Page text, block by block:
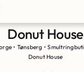
Donut House
• Tønsberg •
Donut House